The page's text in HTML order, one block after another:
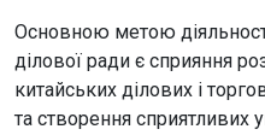
Основною метою
ділової ради є сприяння
китайських ділових і
та створення сприятливих